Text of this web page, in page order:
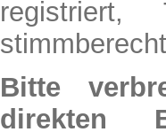
Bitte
direkten